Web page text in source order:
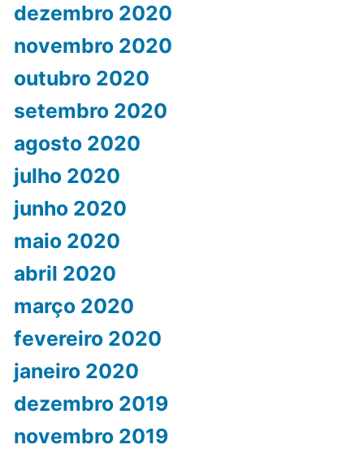
dezembro 2020
novembro 2020
outubro 2020
setembro 2020
agosto 2020
julho 2020
junho 2020
maio 2020
abril 2020
março 2020
fevereiro 2020
janeiro 2020
dezembro 2019
novembro 2019